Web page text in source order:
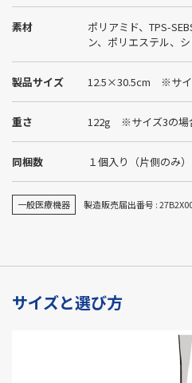
素材
ポリアミド、TPS-
ン、ポリエステル、
製品サイズ 12.5×30.5cm ※サイ
重さ 122g ※サイズ3の場
同梱数 １個入り（片側のみ）
一般医療機器 製造販売届出番号 :
サイズと選び方